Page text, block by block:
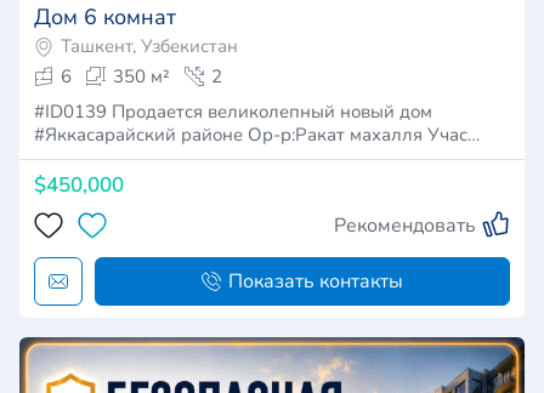
Дом 6 комнат
Ташкент, Узбекистан
6
350 м²
2
#ID0139 Продается великолепный новый дом
#Яккасарайский районе Ор-р:Ракат махалля Учас…
$450,000
Рекомендовать
Показать контакты